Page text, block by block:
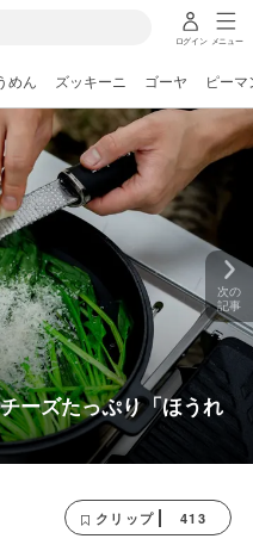
ログイン メニュー
めん ズッキーニ ゴーヤ ピーマ
ーズたっぷり「ほうれ
次の
記事
クリップ 413